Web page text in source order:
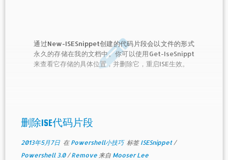
通过New-ISESnippet创建的代码片段会以文件的形式
永久的存储在我的文档中。你可以使用Get-IseSnippt
来查看它存储的具体位置，并删除它，重启ISE生效。
删除ISE代码片段
2013年5月7日在 Powershell小技巧 标签ISESnippet/
Powershell 3.0/Remove 来自 Mooser Lee